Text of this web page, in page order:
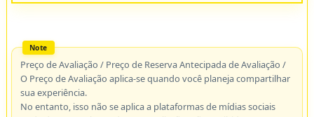
Preço de Avaliação / Preço de Reserva Antecipada de Avaliação /
O Preço de Avaliação aplica-se quando você planeja compartilhar
sua experiência.
No entanto, isso não se aplica a plataformas de mídias sociais